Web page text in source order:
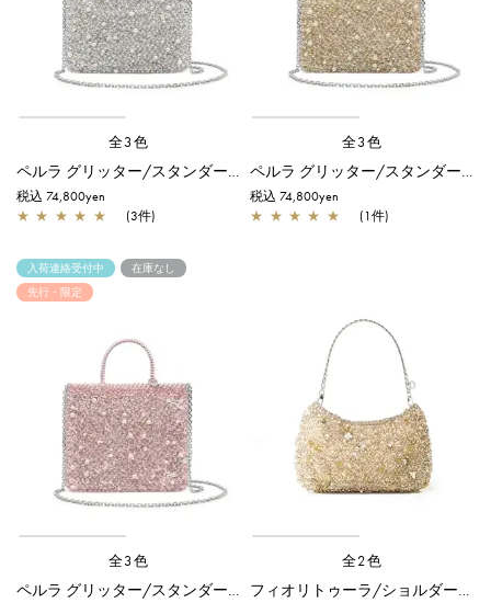
全3色
ペルラ グリッター/スタンダード Z/シルバー【一部店舗先行販売商品】
税込 74,800yen
★ ★ ★ ★ ★ (3件)
全3色
ペルラ グリッター/スタンダード Z/シルバーゴールド【一部店舗先行販売商品】
税込 74,800yen
★ ★ ★ ★ ★ (1件)
入荷連絡受付中
在庫なし
先行・限定
全3色 全2色